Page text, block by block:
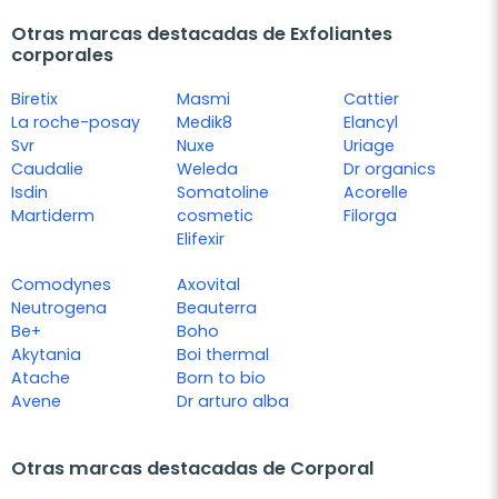
Otras marcas destacadas de Exfoliantes
corporales
Biretix
La roche-posay
Svr
Caudalie
Isdin
Martiderm
Masmi
Medik8
Nuxe
Weleda
Somatoline
cosmetic
Elifexir
Cattier
Elancyl
Uriage
Dr organics
Acorelle
Filorga
Comodynes
Neutrogena
Be+
Akytania
Atache
Avene
Axovital
Beauterra
Boho
Boi thermal
Born to bio
Dr arturo alba
Otras marcas destacadas de Corporal